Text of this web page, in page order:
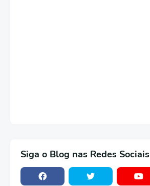
Siga o Blog nas Redes Sociais